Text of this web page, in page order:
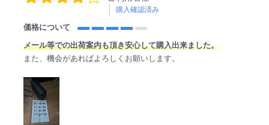
購入確認済み
価格について
メール等での出荷案内も頂き安心して購入出来ました。
また、機会があればよろしくお願いします。